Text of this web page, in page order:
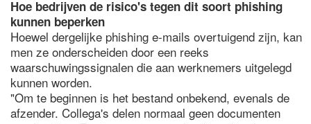
Hoe bedrijven de risico's tegen dit soort phishing
kunnen beperken
Hoewel dergelijke phishing e-mails overtuigend zijn, kan
men ze onderscheiden door een reeks
waarschuwingssignalen die aan werknemers uitgelegd
kunnen worden.
"Om te beginnen is het bestand onbekend, evenals de
afzender. Collega's delen normaal geen documenten